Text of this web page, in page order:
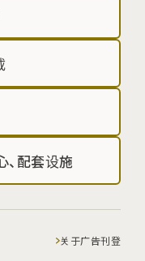
配套设施
关于广告刊登